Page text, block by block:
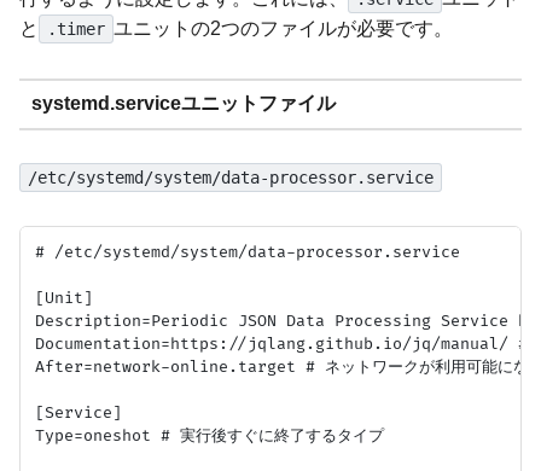
と
.timer ユニットの2つのファイルが必要です。
systemd.serviceユニットファイル
/etc/systemd/system/data-processor.service
# /etc/systemd/system/data-processor.service
[Unit]
Description=Periodic JSON Data Processing Service by
Documentation=https://jqlang.github.io/jq/manual/ # 関連
After=network-online.target # ネットワークが利用可能になっ
[Service]
Type=oneshot # 実行後すぐに終了するタイプ